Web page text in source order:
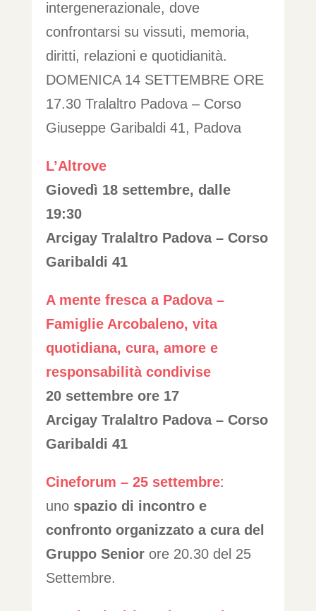
intergenerazionale, dove
confrontarsi su vissuti, memoria,
diritti, relazioni e quotidianità.
DOMENICA 14 SETTEMBRE ORE
17.30 Tralaltro Padova – Corso
Giuseppe Garibaldi 41, Padova
L’Altrove
Giovedì 18 settembre, dalle
19:30
Arcigay Tralaltro Padova – Corso
Garibaldi 41
A mente fresca a Padova –
Famiglie Arcobaleno, vita
quotidiana, cura, amore e
responsabilità condivise
20 settembre ore 17
Arcigay Tralaltro Padova – Corso
Garibaldi 41
Cineforum – 25 settembre:
uno spazio di incontro e
confronto organizzato a cura del
Gruppo Seniorore 20.30 del 25
Settembre.